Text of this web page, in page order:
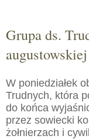
Grupa ds.
augustowskiej
W poniedziałek
Trudnych, która
do końca
przez sowiecki
żołnierzach i